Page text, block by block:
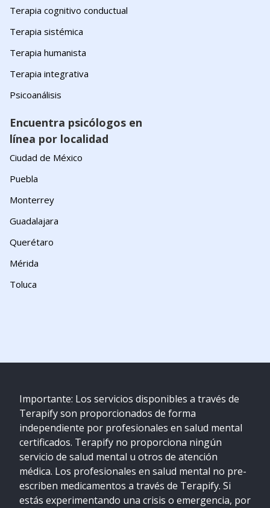
Terapia cognitivo conductual
Terapia sistémica
Terapia humanista
Terapia integrativa
Psicoanálisis
Encuentra psicólogos en
línea por localidad
Ciudad de México
Puebla
Monterrey
Guadalajara
Querétaro
Mérida
Toluca
Importante: Los servicios disponibles a través de
Terapify son proporcionados de forma
independiente por profesionales en salud mental
certificados. Terapify no proporciona ningún
servicio de salud mental u otros de atención
médica. Los profesionales en salud mental no pre-
escriben medicamentos a través de Terapify. Si
estás experimentando una crisis o emergencia, por